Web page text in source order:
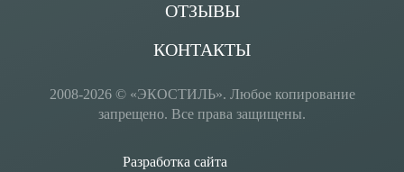
ОТЗЫВЫ
КОНТАКТЫ
2008-2026 © «ЭКОСТИЛЬ». Любое копирование
запрещено. Все права защищены.
Разработка сайта